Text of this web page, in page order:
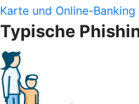
Karte und Online-Banking
Typische